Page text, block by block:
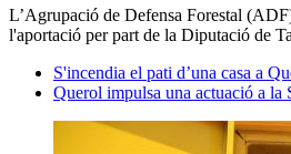
L’Agrupació de Defensa Forestal
l'aportació per part de la Diputació de
S'incendia el pati d’una casa a
Querol impulsa una actuació a la